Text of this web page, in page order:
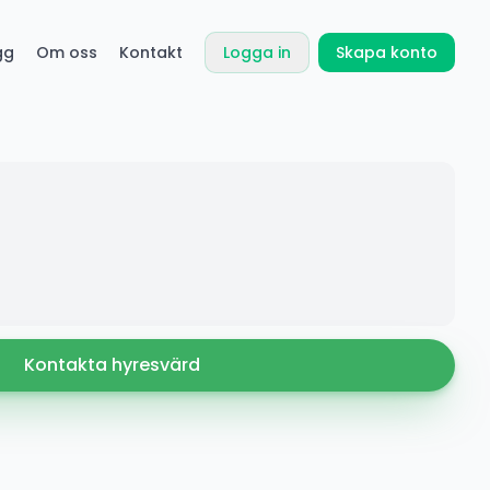
Om oss Kontakt Logga in Skapa konto
Kontakta hyresvärd